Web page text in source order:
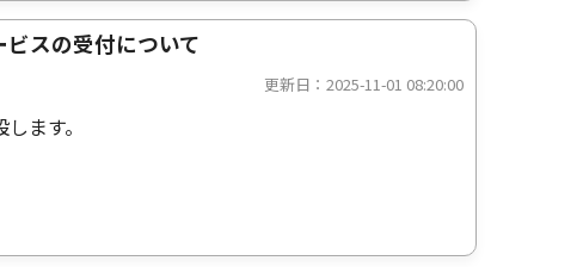
スの受付について
更新日：2025-11-01 08:20:00
ます。